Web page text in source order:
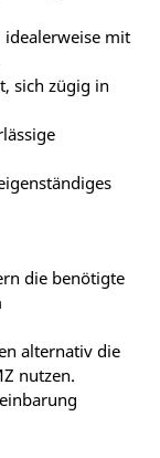
idealerweise mit
sich zügig in
die benötigte
alternativ die
nutzen.